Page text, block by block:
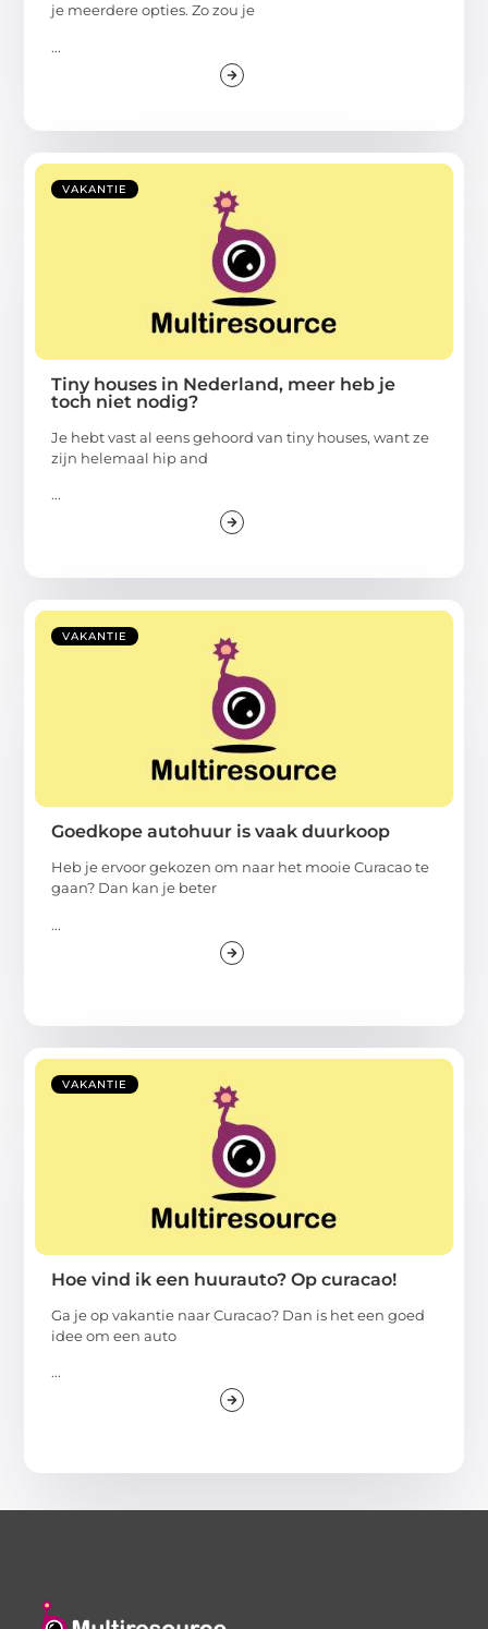
je meerdere opties. Zo zou je
...
VAKANTIE
Tiny houses in Nederland, meer heb je
toch niet nodig?
Je hebt vast al eens gehoord van tiny houses, want ze
zijn helemaal hip and
...
VAKANTIE
Goedkope autohuur is vaak duurkoop
Heb je ervoor gekozen om naar het mooie Curacao te
gaan? Dan kan je beter
...
VAKANTIE
Hoe vind ik een huurauto? Op curacao!
Ga je op vakantie naar Curacao? Dan is het een goed
idee om een auto
...